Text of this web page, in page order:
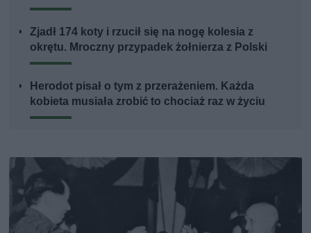
Zjadł 174 koty i rzucił się na nogę kolesia z
okrętu. Mroczny przypadek żołnierza z Polski
Herodot pisał o tym z przerażeniem. Każda
kobieta musiała zrobić to chociaż raz w życiu